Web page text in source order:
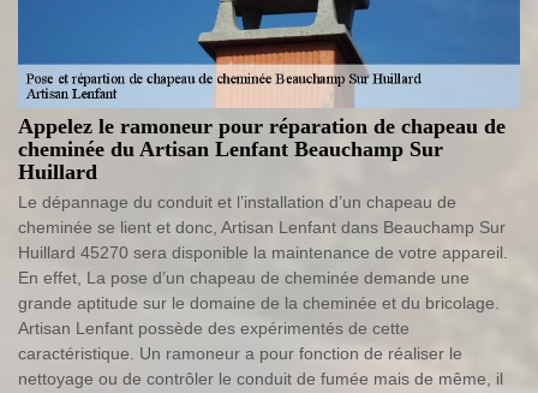
Appelez le ramoneur pour réparation de chapeau de
cheminée du Artisan Lenfant Beauchamp Sur
Huillard
Le dépannage du conduit et l’installation d’un chapeau de
cheminée se lient et donc, Artisan Lenfant dans Beauchamp Sur
Huillard 45270 sera disponible la maintenance de votre appareil.
En effet, La pose d’un chapeau de cheminée demande une
grande aptitude sur le domaine de la cheminée et du bricolage.
Artisan Lenfant possède des expérimentés de cette
caractéristique. Un ramoneur a pour fonction de réaliser le
nettoyage ou de contrôler le conduit de fumée mais de même, il